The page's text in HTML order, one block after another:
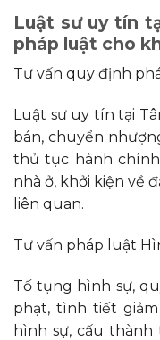
Luật sư uy tín
pháp luật cho
Tư vấn quy định
Luật sư uy tín tại
bán, chuyển
thủ tục hành
nhà ở, khởi kiện về
liên quan.
Tư vấn pháp luật
Tố tụng hình sự,
phạt, tình tiết
hình sự, cấu